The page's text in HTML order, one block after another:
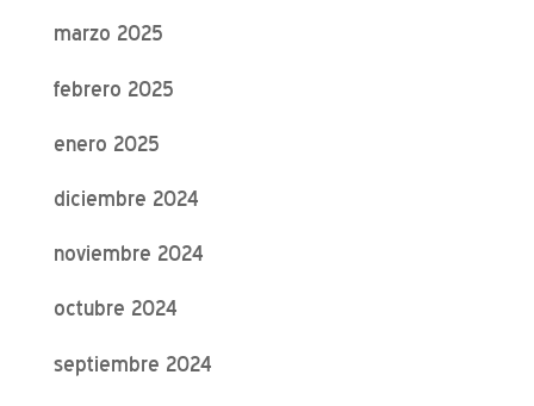
marzo 2025
febrero 2025
enero 2025
diciembre 2024
noviembre 2024
octubre 2024
septiembre 2024